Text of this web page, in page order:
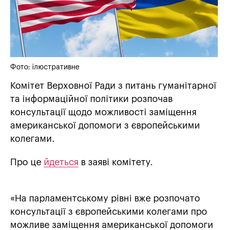
Фото: ілюстративне
Комітет Верховної Ради з питань гуманітарної
та інформаційної політики розпочав
консультації щодо можливості заміщення
американської допомоги з європейськими
колегами.
Про це йдеться в заяві комітету.
«На парламентському рівні вже розпочато
консультації з європейськими колегами про
можливе заміщення американської допомоги